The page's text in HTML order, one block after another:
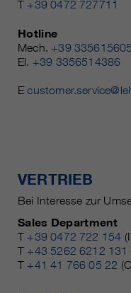
T +39 0472 727711
Hotline
Mech. +39
El. +39 3356514386
E
VERTRIEB
Bei Interesse zur
Sales Department
T +39 0472 722 154
T +43 5262 6212 131
T +41 41 766 05 22